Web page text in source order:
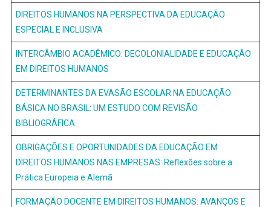
DIREITOS HUMANOS NA PERSPECTIVA DA EDUCAÇÃO
ESPECIAL E INCLUSIVA
INTERCÂMBIO ACADÊMICO: DECOLONIALIDADE E EDUCAÇÃO
EM DIREITOS HUMANOS
DETERMINANTES DA EVASÃO ESCOLAR NA EDUCAÇÃO
BÁSICA NO BRASIL: UM ESTUDO COM REVISÃO
BIBLIOGRÁFICA
OBRIGAÇÕES E OPORTUNIDADES DA EDUCAÇÃO EM
DIREITOS HUMANOS NAS EMPRESAS: Reflexões sobre a
Prática Europeia e Alemã
FORMAÇÃO DOCENTE EM DIREITOS HUMANOS: AVANÇOS E